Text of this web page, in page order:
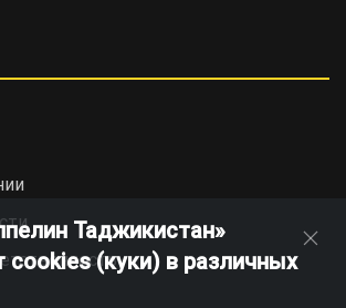
Таджикистан»
cookies (куки) в различных